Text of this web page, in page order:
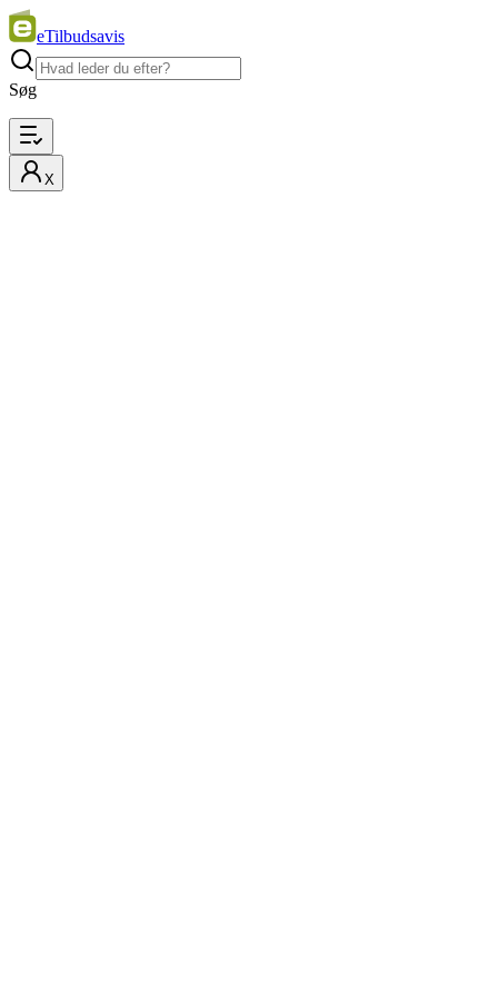
eTilbudsavis
Søg
X